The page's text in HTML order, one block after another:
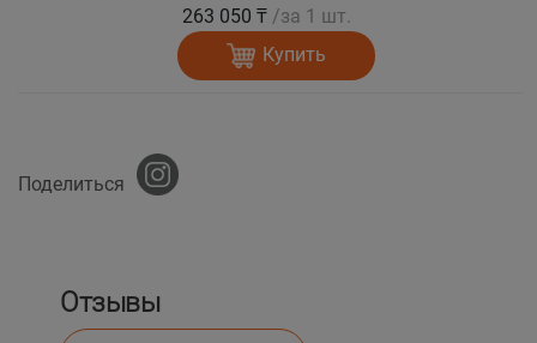
263 050 ₸ /за 1 шт.
Купить
Поделиться
Отзывы